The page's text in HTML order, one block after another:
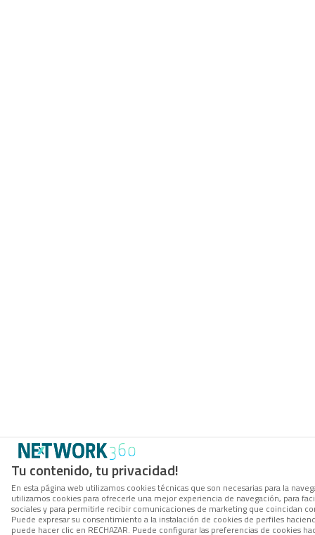
Tu contenido, tu privacidad!
En esta página web utilizamos cookies técnicas que son necesarias para la
utilizamos cookies para ofrecerle una mejor experiencia de navegación, para
sociales y para permitirle recibir comunicaciones de marketing que coincidan
Puede expresar su consentimiento a la instalación de cookies de perfiles
puede hacer clic en RECHAZAR. Puede configurar las preferencias de cookies